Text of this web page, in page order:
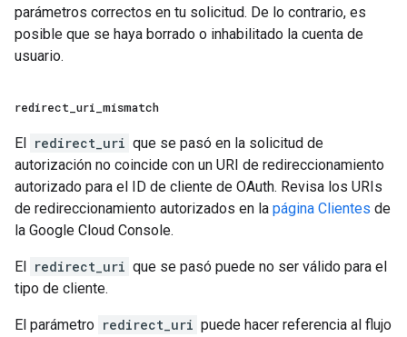
parámetros correctos en tu solicitud. De lo contrario, es
posible que se haya borrado o inhabilitado la cuenta de
usuario.
redirect uri mismatch
El redirect_uri que se pasó en la solicitud de
autorización no coincide con un URI de redireccionamiento
autorizado para el ID de cliente de OAuth. Revisa los URIs
de redireccionamiento autorizados en la página Clientes de
la Google Cloud Console.
El redirect_uri que se pasó puede no ser válido para el
tipo de cliente.
El parámetro redirect_uri puede hacer referencia al flujo